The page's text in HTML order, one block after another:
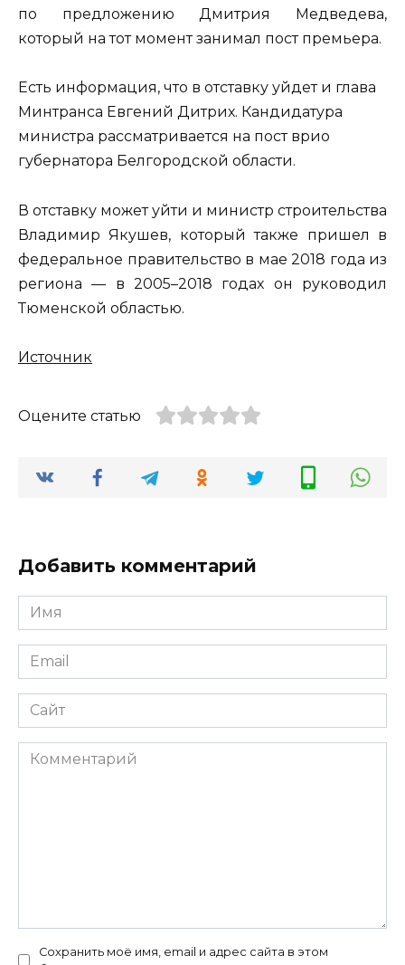
по предложению Дмитрия Медведева,
который на тот момент занимал пост премьера.
Есть информация, что в отставку уйдет и глава
Минтранса Евгений Дитрих. Кандидатура
министра рассматривается на пост врио
губернатора Белгородской области.
В отставку может уйти и министр строительства
Владимир Якушев, который также пришел в
федеральное правительство в мае 2018 года из
региона — в 2005–2018 годах он руководил
Тюменской областью.
Источник
Оцените статью
Добавить комментарий
Имя
*
Email
*
Сайт
Комментарий
Сохранить моё имя, email и адрес сайта в этом